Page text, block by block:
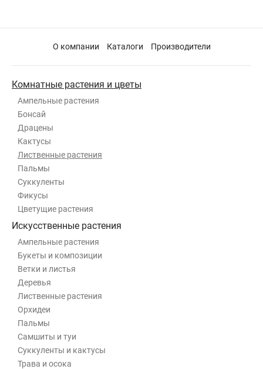
О компании Каталоги Производители
Комнатные растения и цветы
Ампельные растения
Бонсай
Драцены
Кактусы
Лиственные растения
Пальмы
Суккуленты
Фикусы
Цветущие растения
Искусственные растения
Ампельные растения
Букеты и композиции
Ветки и листья
Деревья
Лиственные растения
Орхидеи
Пальмы
Самшиты и туи
Суккуленты и кактусы
Трава и осока